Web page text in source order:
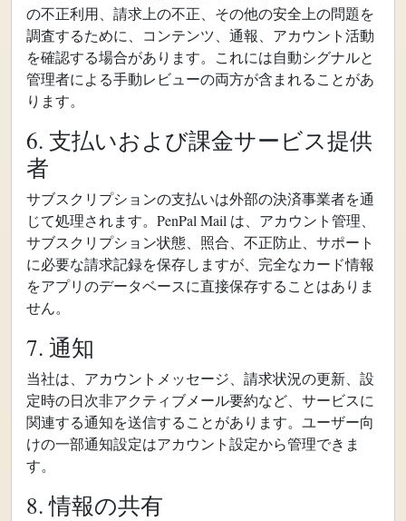
の不正利用、請求上の不正、その他の安全上の問題を
調査するために、コンテンツ、通報、アカウント活動
を確認する場合があります。これには自動シグナルと
管理者による手動レビューの両方が含まれることがあ
ります。
6. 支払いおよび課金サービス提供
者
サブスクリプションの支払いは外部の決済事業者を通
じて処理されます。PenPal Mail は、アカウント管理、
サブスクリプション状態、照合、不正防止、サポート
に必要な請求記録を保存しますが、完全なカード情報
をアプリのデータベースに直接保存することはありま
せん。
7. 通知
当社は、アカウントメッセージ、請求状況の更新、設
定時の日次非アクティブメール要約など、サービスに
関連する通知を送信することがあります。ユーザー向
けの一部通知設定はアカウント設定から管理できま
す。
8. 情報の共有